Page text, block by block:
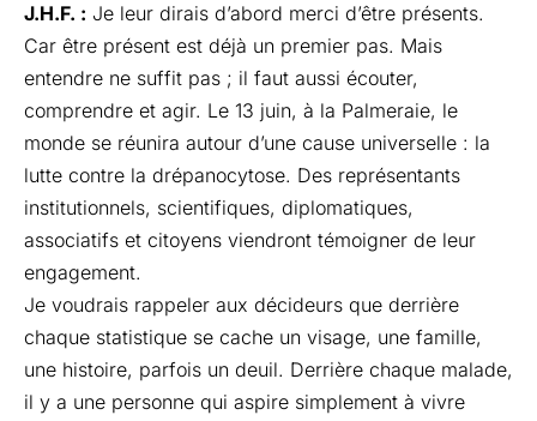
J.H.F. : Je leur dirais d’abord merci d’être présents.
Car être présent est déjà un premier pas. Mais
entendre ne suffit pas ; il faut aussi écouter,
comprendre et agir. Le 13 juin, à la Palmeraie, le
monde se réunira autour d’une cause universelle : la
lutte contre la drépanocytose. Des représentants
institutionnels, scientifiques, diplomatiques,
associatifs et citoyens viendront témoigner de leur
engagement.
Je voudrais rappeler aux décideurs que derrière
chaque statistique se cache un visage, une famille,
une histoire, parfois un deuil. Derrière chaque malade,
il y a une personne qui aspire simplement à vivre